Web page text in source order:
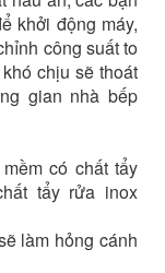
khởi động máy,
công suất to
chịu sẽ thoát
gian nhà bếp
có chất tẩy
tẩy rửa inox
làm hỏng cánh